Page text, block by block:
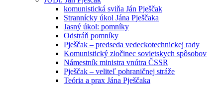
komunistická sviňa Ján Pješčak
Strannícky úkol Jána Pješčaka
Jasný úkol: pomníky
Odstráň pomníky
Pješčak – predseda vedeckotechnickej rady
Komunistický zločinec sovietskych spôsobov
Námestník ministra vnútra ČSSR
Pješčak – veliteľ pohraničnej stráže
Teória a prax Jána Pješčaka